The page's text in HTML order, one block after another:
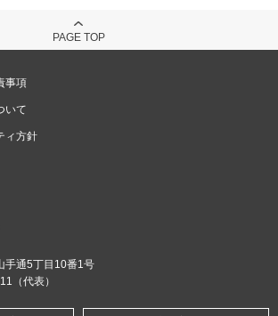
PAGE TOP
事項
いて
ィ方針
手通5丁目10番1号
（代表）